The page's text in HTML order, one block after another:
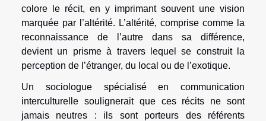
colore le récit, en y imprimant souvent une vision
marquée par l’altérité. L’altérité, comprise comme la
reconnaissance de l’autre dans sa différence,
devient un prisme à travers lequel se construit la
perception de l’étranger, du local ou de l’exotique.
Un sociologue spécialisé en communication
interculturelle soulignerait que ces récits ne sont
jamais neutres : ils sont porteurs des référents